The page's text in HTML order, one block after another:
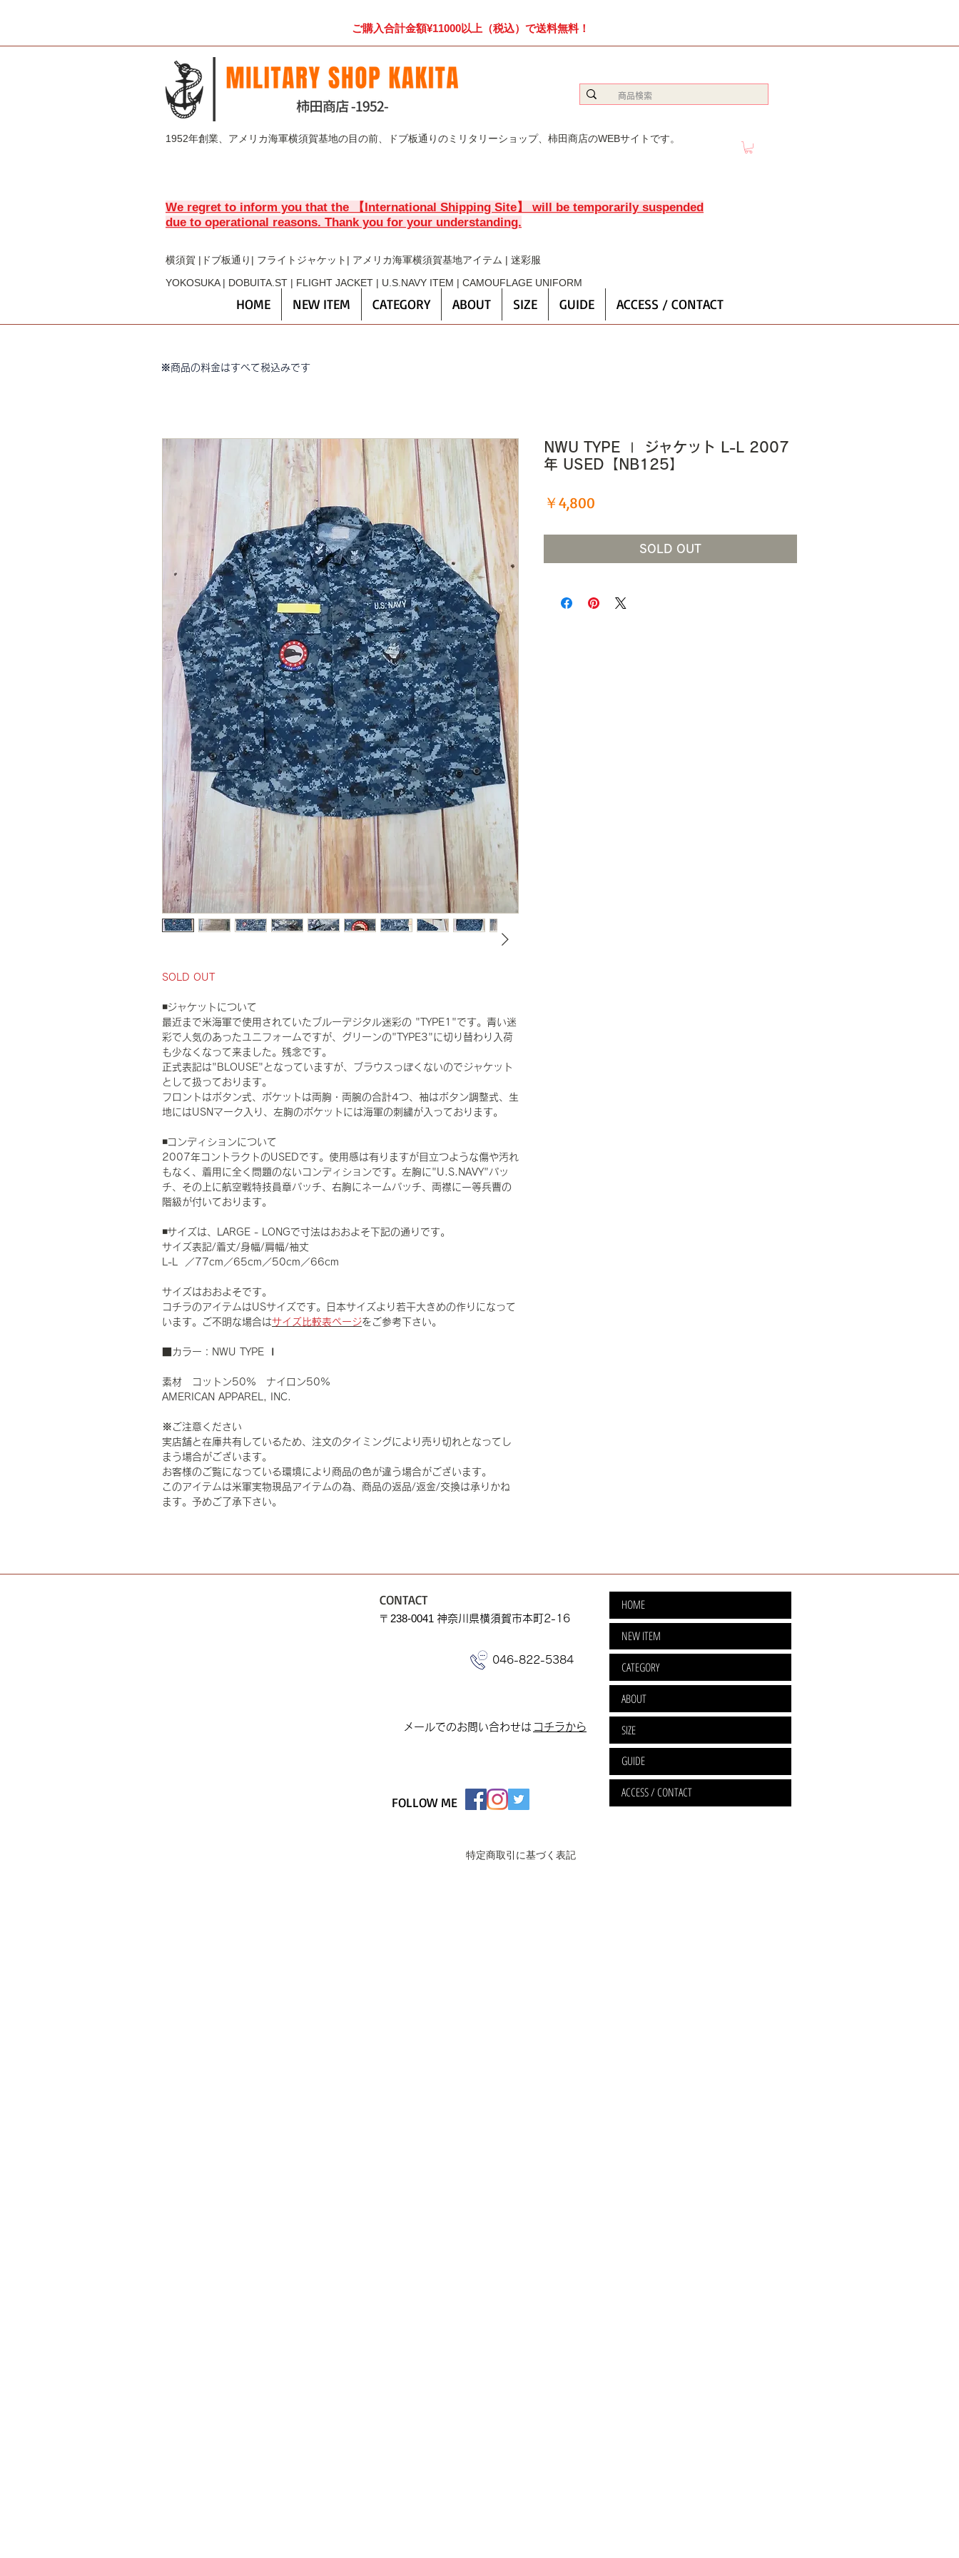
ご購入合計金額¥11000以上（税込）で送料無料！
1952年創業、アメリカ海軍横須賀基地の目の前、ドブ板通りのミリタリーショップ、柿田商店のWEBサイトです。
We regret to inform you that the 【International Shipping Site】 will be temporarily suspended
due to operational reasons. Thank you for your understanding.
横須賀 |ドブ板通り| フライト ジャケット| アメリカ海軍横須賀基地アイテム | 迷彩服
YOKOSUKA | DOBUITA.ST | FLIGHT JACKET | U.S.NAVY ITEM | CAMOUFLAGE UNIFORM
HOME NEW ITEM CATEGORY ABOUT SIZE GUIDE ACCESS / CONTACT
※商品の料金はすべて税込みです
SOLD OUT
◾️ジャケットについて
最近まで米海軍で使用されていたブルーデジタル迷彩の "TYPE1"です。青い迷
彩で人気のあったユニフォームですが、グリーンの"TYPE3"に切り替わり入荷
も少なくなって来ました。残念です。
正式表記は"BLOUSE"となっていますが、ブラウスっぽくないのでジャケット
として扱っております。
フロントはボタン式、ポケットは両胸・両腕の合計4つ、袖はボタン調整式、生
地にはUSNマーク入り、左胸のポケットには海軍の刺繍が入っております。
◾️コンディションについて
2007年コントラクトのUSEDです。使用感は有りますが目立つような傷や汚れ
もなく、着用に全く問題のないコンディションです。左胸に"U.S.NAVY"パッ
チ、その上に航空戦特技員章パッチ、右胸にネームパッチ、両襟に一等兵曹の
階級が付いております。
◾️サイズは、LARGE - LONGで寸法はおおよそ下記の通りです。
サイズ表記/着丈/身幅/肩幅/袖丈
L-L ／77cm／65cm／50cm／66cm
サイズはおおよそです。
コチラのアイテムはUSサイズです。日本サイズより若干大きめの作りになって
います。ご不明な場合はサイズ比較表ページをご参考下さい。
■カラー：NWU TYPE Ⅰ
素材 コットン50% ナイロン50%
AMERICAN APPAREL, INC.
※ご注意ください
実店舗と在庫共有しているため、注文のタイミングにより売り切れとなってし
まう場合がございます。
お客様のご覧になっている環境により商品の色が違う場合がございます。
このアイテムは米軍実物現品アイテムの為、商品の返品/返金/交換は承りかね
ます。予めご了承下さい。
NWU TYPE Ⅰ ジャケット L-L 2007
年 USED【NB125】
￥4,800
SOLD OUT
​メールでのお問い合わせは ​コチラから
046-822-5384
HOME
NEW ITEM
CATEGORY
ABOUT
SIZE
GUIDE
ACCESS / CONTACT
CONTACT
​〒238-0041 神奈川県横須賀市本町2-16
FOLLOW ME
特定商取引に基づく表記